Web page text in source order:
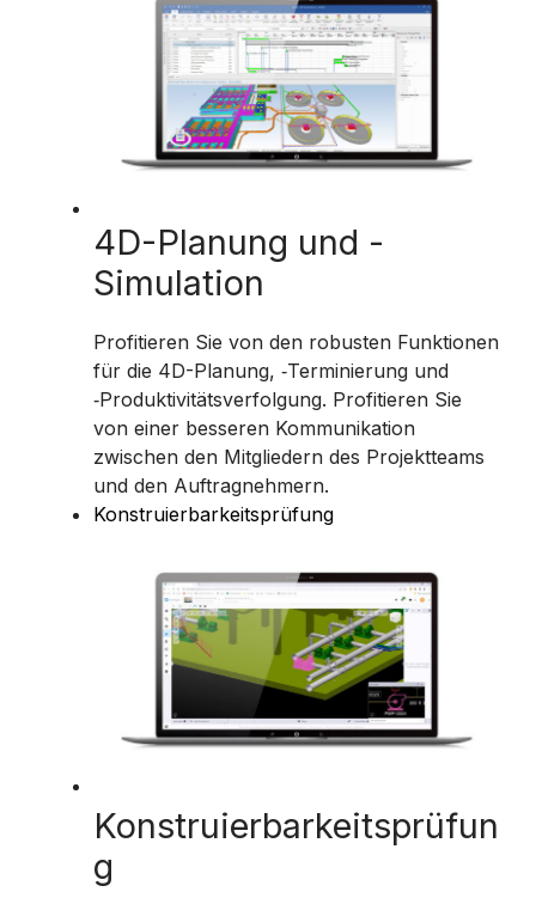
4D-Planung und -
Simulation
Profitieren Sie von den robusten Funktionen
für die 4D-Planung, ‑Terminierung und
‑Produktivitätsverfolgung. Profitieren Sie
von einer besseren Kommunikation
zwischen den Mitgliedern des Projektteams
und den Auftragnehmern.
Konstruierbarkeitsprüfung
Konstruierbarkeitsprüfun
g